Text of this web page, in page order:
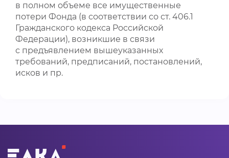
в полном объеме все имущественные
потери Фонда (в соответствии со ст. 406.1
Гражданского кодекса Российской
Федерации), возникшие в связи
с предъявлением вышеуказанных
требований, предписаний, постановлений,
исков и пр.